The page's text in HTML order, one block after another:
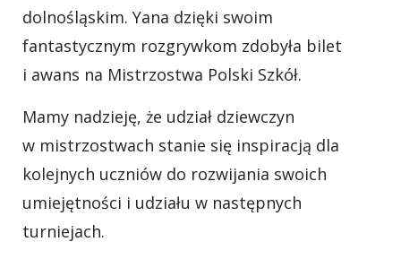
dolnośląskim. Yana dzięki swoim
fantastycznym rozgrywkom zdobyła bilet
i awans na Mistrzostwa Polski Szkół.
Mamy nadzieję, że udział dziewczyn
w mistrzostwach stanie się inspiracją dla
kolejnych uczniów do rozwijania swoich
umiejętności i udziału w następnych
turniejach.